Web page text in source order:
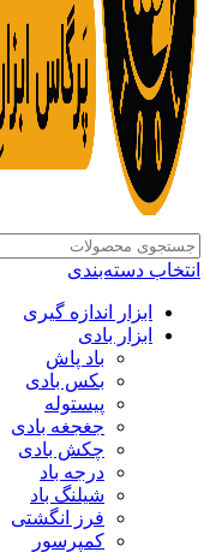
انتخاب دسته‌بندی
ابزار اندازه گیری
ابزار بادی
باد پاش
بکس بادی
پیستوله
جغجغه بادی
چکش بادی
درجه باد
شیلنگ باد
فرز انگشتی
کمپرسور